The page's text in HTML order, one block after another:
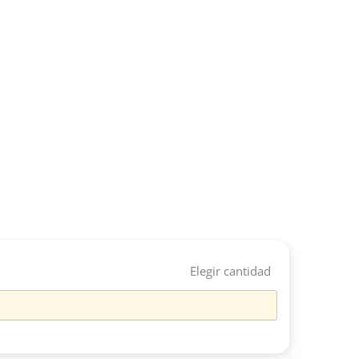
Elegir cantidad